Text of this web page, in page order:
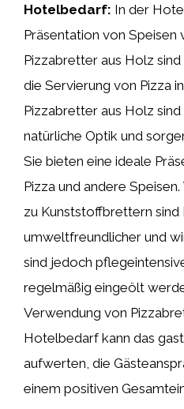
Hotelbedarf: In der
Präsentation von
Pizzabretter aus Holz
die Servierung von Pizza
Pizzabretter aus Holz
natürliche Optik und
Sie bieten eine ideale
Pizza und andere Speisen.
zu Kunststoffbrettern
umweltfreundlicher und
sind jedoch
regelmäßig eingeölt
Verwendung von
Hotelbedarf kann das
aufwerten, die
einem positiven